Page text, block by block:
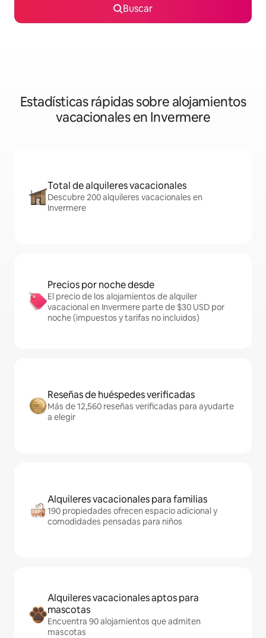
Buscar
Estadísticas rápidas sobre alojamientos
vacacionales en Invermere
Total de alquileres vacacionales
Descubre 200 alquileres vacacionales en
Invermere
Precios por noche desde
El precio de los alojamientos de alquiler
vacacional en Invermere parte de $30 USD por
noche (impuestos y tarifas no incluidos)
Reseñas de huéspedes verificadas
Más de 12,560 reseñas verificadas para ayudarte
a elegir
Alquileres vacacionales para familias
190 propiedades ofrecen espacio adicional y
comodidades pensadas para niños
Alquileres vacacionales aptos para
mascotas
Encuentra 90 alojamientos que admiten
mascotas